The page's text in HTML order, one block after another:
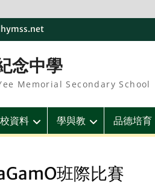
念中學
Memorial Secondary School
資料 學與教 品德培育
班際比賽